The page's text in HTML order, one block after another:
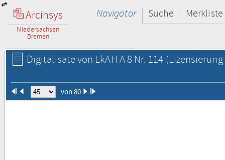
Arcinsys
Niedersachsen
Bremen
Navigator Suche Merkliste
Digitalisate von LkAH A 8 Nr. 114
von 80